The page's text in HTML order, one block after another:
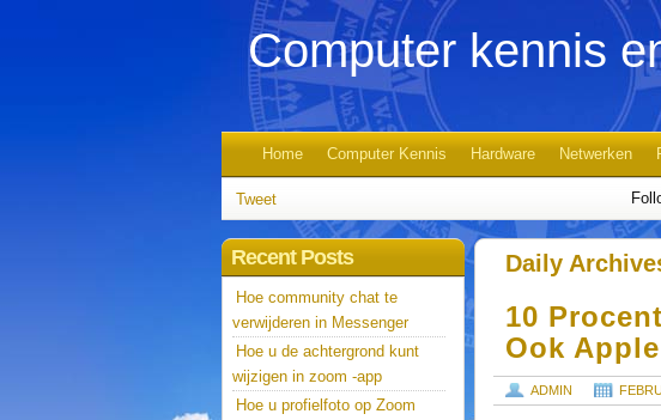
Computer kennis
Home Computer Kennis Hardware Netwerken
Tweet
Daily
10
Ook
ADMIN
Recent Posts
Hoe community chat te
verwijderen in Messenger
Hoe u de achtergrond kunt
wijzigen in zoom -app
Hoe u profielfoto op Zoom